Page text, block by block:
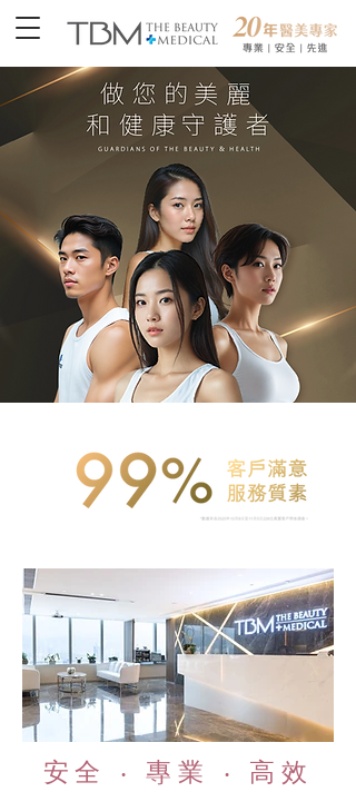
安全 ‧ 專業 ‧ 高效